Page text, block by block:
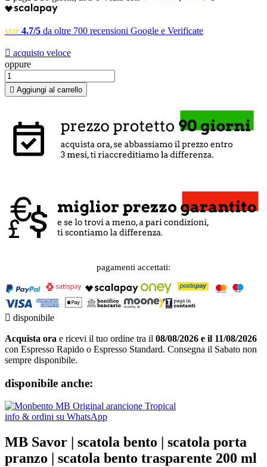
star 4.7/5 da oltre 700 recensioni Google e Verificate
 acquisto veloce
oppure
 Aggiungi al carrello
pagamenti accettati:
 disponibile
Acquista ora e ricevi il tuo ordine tra il 08/08/2026 e il 11/08/2026
con Espresso Rapido o Espresso Standard. Consegna il Sabato non
sempre disponibile.
disponibile anche:
info & ordini su WhatsApp
MB Savor | scatola bento | scatola porta
pranzo | scatola bento trasparente 200 ml